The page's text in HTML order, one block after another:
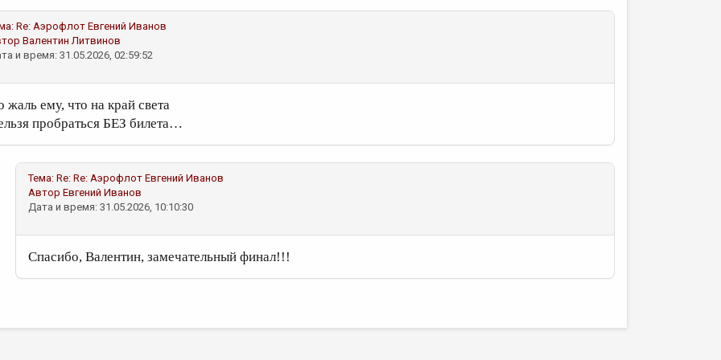
Re: Аэрофлот Евгений Иванов
Валентин Литвинов
и время: 31.05.2026, 02:59:52
жаль ему, что на край света
пробраться БЕЗ билета…
Тема: Re: Re: Аэрофлот Евгений Иванов
Автор Евгений Иванов
Дата и время: 31.05.2026, 10:10:30
Спасибо, Валентин, замечательный финал!!!